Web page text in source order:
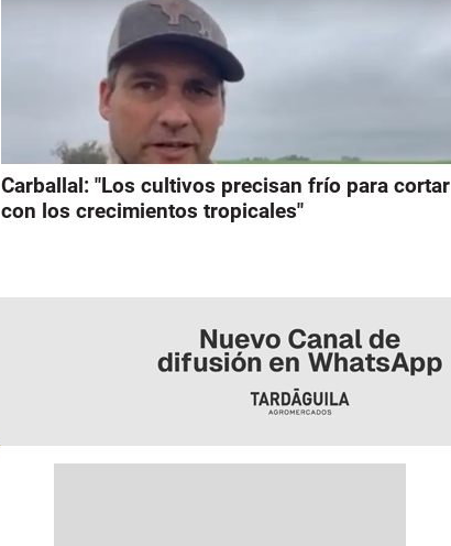
Carballal: "Los cultivos precisan frío para cortar
con los crecimientos tropicales"